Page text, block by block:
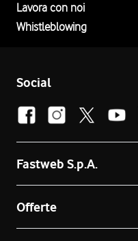
Lavora con noi
Whistleblowing
Social
Fastweb S.p.A.
Offerte